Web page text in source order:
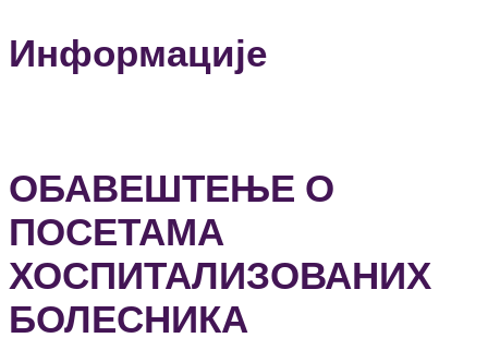
Информације
ОБАВЕШТЕЊЕ О
ПОСЕТАМА
ХОСПИТАЛИЗОВАНИХ
БОЛЕСНИКА